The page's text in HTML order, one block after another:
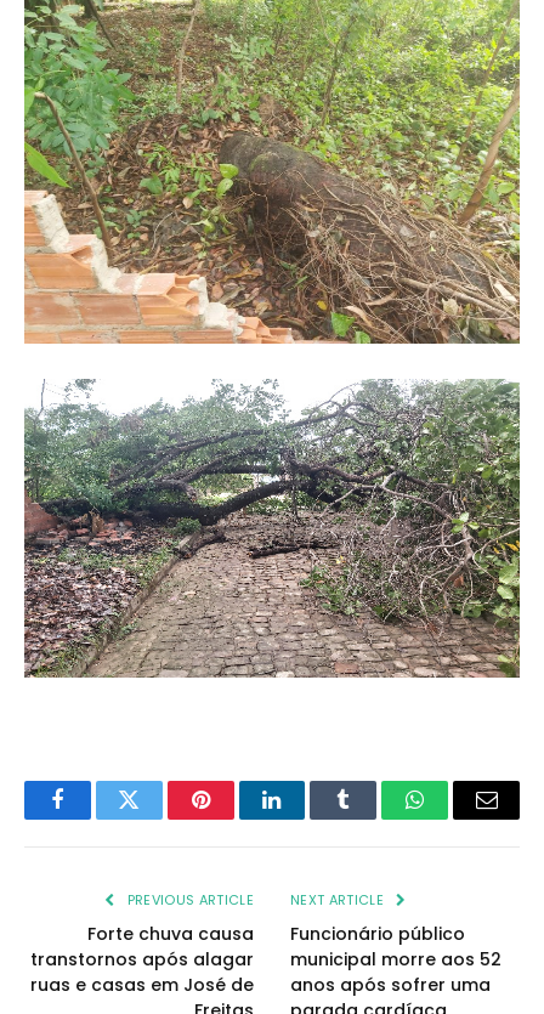
FacebookTwitter PinterestLinkedInTumblr WhatsAppEmail
PREVIOUS ARTICLE
Forte chuva causa
transtornos após alagar
ruas e casas em José de
NEXT ARTICLE
Funcionário público
municipal morre aos 52
anos após sofrer uma